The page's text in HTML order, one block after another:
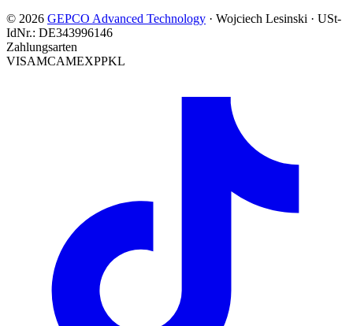
© 2026 GEPCO Advanced Technology · Wojciech Lesinski · USt-
IdNr.: DE343996146
Zahlungsarten
VISAMCAMEXPPKL